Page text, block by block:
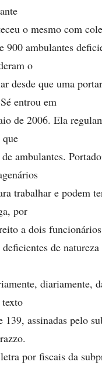
o mesmo com
900 ambulantes
o
desde que uma
entrou em
de 2006. Ela
ambulantes.
trabalhar e podem
por
a dois
de natureza
diariamente,
texto
139, assinadas pelo
por fiscais da